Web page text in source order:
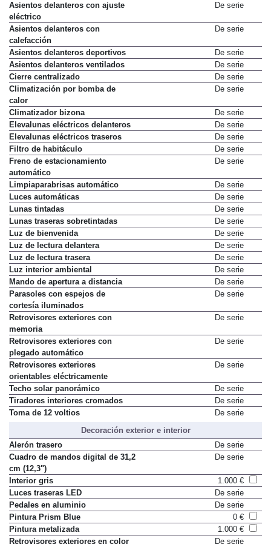
Asientos delanteros con ajuste
eléctrico
De serie
Asientos delanteros con
calefacción
De serie
Asientos delanteros deportivos
De serie
Asientos delanteros ventilados
De serie
Cierre centralizado
De serie
Climatización por bomba de
calor
De serie
Climatizador bizona
De serie
Elevalunas eléctricos delanteros
De serie
Elevalunas eléctricos traseros
De serie
Filtro de habitáculo
De serie
Freno de estacionamiento
automático
De serie
Limpiaparabrisas automático
De serie
Luces automáticas
De serie
Lunas tintadas
De serie
Lunas traseras sobretintadas
De serie
Luz de bienvenida
De serie
Luz de lectura delantera
De serie
Luz de lectura trasera
De serie
Luz interior ambiental
De serie
Mando de apertura a distancia
De serie
Parasoles con espejos de
cortesía iluminados
De serie
Retrovisores exteriores con
memoria
De serie
Retrovisores exteriores con
plegado automático
De serie
Retrovisores exteriores
orientables eléctricamente
De serie
Techo solar panorámico
De serie
Tiradores interiores cromados
De serie
Toma de 12 voltios
De serie
Decoración exterior e interior
Alerón trasero
De serie
Cuadro de mandos digital de 31,2
cm (12,3")
De serie
Interior gris
1.000 €
Luces traseras LED
De serie
Pedales en aluminio
De serie
Pintura Prism Blue
0 €
Pintura metalizada
1.000 €
Retrovisores exteriores en color
De serie